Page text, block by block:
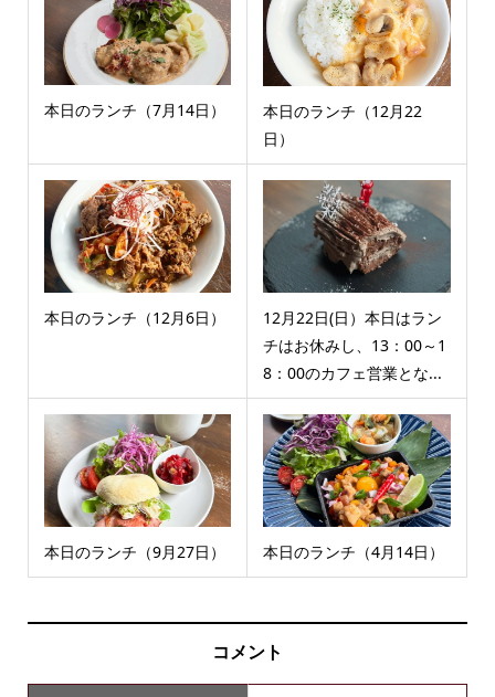
本日のランチ（7月14日）
本日のランチ（12月22
日）
本日のランチ（12月6日）
12月22日(日）本日はラン
チはお休みし、13：00～1
8：00のカフェ営業とな...
本日のランチ（9月27日） 本日のランチ（4月14日）
コメント